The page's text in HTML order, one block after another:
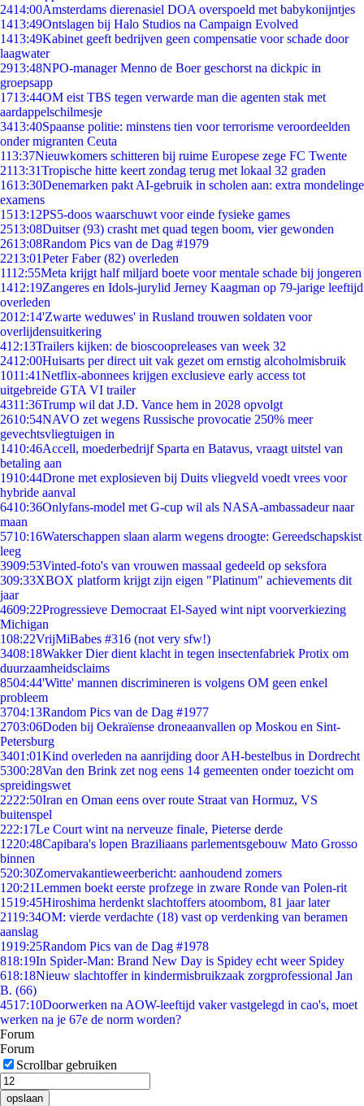
2414:00Amsterdams dierenasiel DOA overspoeld met babykonijntjes
1413:49Ontslagen bij Halo Studios na Campaign Evolved
1413:49Kabinet geeft bedrijven geen compensatie voor schade door
laagwater
2913:48NPO-manager Menno de Boer geschorst na dickpic in
groepsapp
1713:44OM eist TBS tegen verwarde man die agenten stak met
aardappelschilmesje
3413:40Spaanse politie: minstens tien voor terrorisme veroordeelden
onder migranten Ceuta
113:37Nieuwkomers schitteren bij ruime Europese zege FC Twente
2113:31Tropische hitte keert zondag terug met lokaal 32 graden
1613:30Denemarken pakt AI-gebruik in scholen aan: extra mondelinge
examens
1513:12PS5-doos waarschuwt voor einde fysieke games
2513:08Duitser (93) crasht met quad tegen boom, vier gewonden
2613:08Random Pics van de Dag #1979
2213:01Peter Faber (82) overleden
1112:55Meta krijgt half miljard boete voor mentale schade bij jongeren
1412:19Zangeres en Idols-jurylid Jerney Kaagman op 79-jarige leeftijd
overleden
2012:14'Zwarte weduwes' in Rusland trouwen soldaten voor
overlijdensuitkering
412:13Trailers kijken: de bioscoopreleases van week 32
2412:00Huisarts per direct uit vak gezet om ernstig alcoholmisbruik
1011:41Netflix-abonnees krijgen exclusieve early access tot
uitgebreide GTA VI trailer
4311:36Trump wil dat J.D. Vance hem in 2028 opvolgt
2610:54NAVO zet wegens Russische provocatie 250% meer
gevechtsvliegtuigen in
1410:46Accell, moederbedrijf Sparta en Batavus, vraagt uitstel van
betaling aan
1910:44Drone met explosieven bij Duits vliegveld voedt vrees voor
hybride aanval
6410:36Onlyfans-model met G-cup wil als NASA-ambassadeur naar
maan
5710:16Waterschappen slaan alarm wegens droogte: Gereedschapskist
leeg
3909:53Vinted-foto's van vrouwen massaal gedeeld op seksfora
309:33XBOX platform krijgt zijn eigen "Platinum" achievements dit
jaar
4609:22Progressieve Democraat El-Sayed wint nipt voorverkiezing
Michigan
108:22VrijMiBabes #316 (not very sfw!)
3408:18Wakker Dier dient klacht in tegen insectenfabriek Protix om
duurzaamheidsclaims
8504:44'Witte' mannen discrimineren is volgens OM geen enkel
probleem
3704:13Random Pics van de Dag #1977
2703:06Doden bij Oekraïense droneaanvallen op Moskou en Sint-
Petersburg
3401:01Kind overleden na aanrijding door AH-bestelbus in Dordrecht
5300:28Van den Brink zet nog eens 14 gemeenten onder toezicht om
spreidingswet
2222:50Iran en Oman eens over route Straat van Hormuz, VS
buitenspel
222:17Le Court wint na nerveuze finale, Pieterse derde
1220:48Capibara's lopen Braziliaans parlementsgebouw Mato Grosso
binnen
520:30Zomervakantieweerbericht: aanhoudend zomers
1 20:21Lemmen boekt eerste profzege in zware Ronde van Polen-rit
1519:45Hiroshima herdenkt slachtoffers atoombom, 81 jaar later
2119:34OM: vierde verdachte (18) vast op verdenking van beramen
aanslag
1919:25Random Pics van de Dag #1978
818:19In Spider-Man: Brand New Day is Spidey echt weer Spidey
618:18Nieuw slachtoffer in kindermisbruikzaak zorgprofessional Jan
B. (66)
4517:10Doorwerken na AOW-leeftijd vaker vastgelegd in cao's, moet
werken na je 67e de norm worden?
Forum
Forum
Scrollbar gebruiken
opslaan